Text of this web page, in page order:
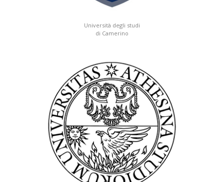
Università degli studi
di Camerino